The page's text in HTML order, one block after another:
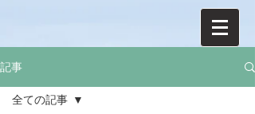
記事
全ての記事